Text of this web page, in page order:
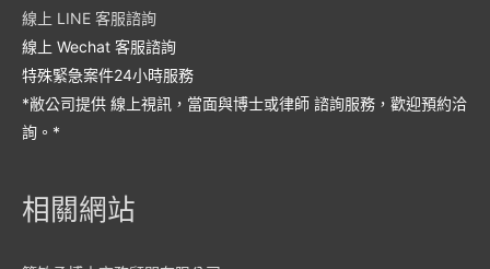
線上 LINE 客服諮詢
線上 Wechat 客服諮詢
特殊緊急案件24小時服務
*敝公司提供 線上視訊，當面與博士或律師 諮詢服務，歡迎預約洽
詢。*
相關網站